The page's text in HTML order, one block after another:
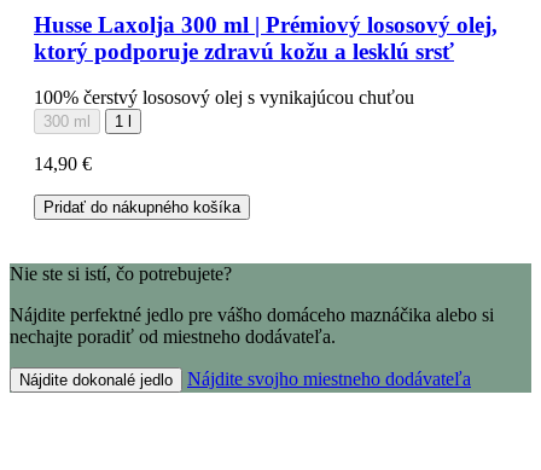
Husse Laxolja 300 ml | Prémiový lososový olej,
ktorý podporuje zdravú kožu a lesklú srsť
100% čerstvý lososový olej s vynikajúcou chuťou
300 ml 1 l
14,90 €
Pridať do nákupného košíka
Nie ste si istí, čo potrebujete?
Nájdite perfektné jedlo pre vášho domáceho maznáčika alebo si
nechajte poradiť od miestneho dodávateľa.
Nájdite dokonalé jedlo Nájdite svojho miestneho dodávateľa